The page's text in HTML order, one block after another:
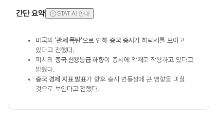
간단 요약 STAT AI 안내
미국의 '관세 폭탄'으로 인해 중국 증시가 하락세를 보이고
있다고 전했다.
피치의 중국 신용등급 하향이 증시에 악재로 작용하고 있다고
밝혔다.
중국 경제 지표 발표가 향후 증시 변동성에 큰 영향을 미칠
것으로 보인다고 전했다.